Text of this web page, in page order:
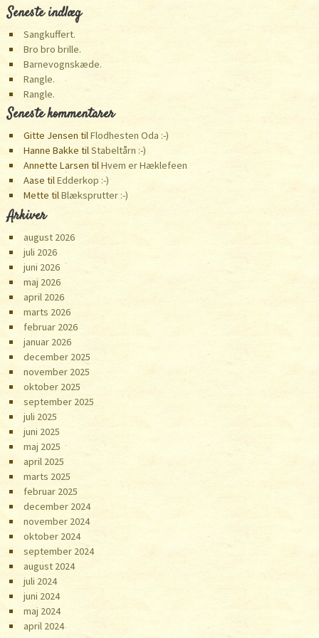
Seneste indlæg
Sangkuffert.
Bro bro brille.
Barnevognskæde.
Rangle.
Rangle.
Seneste kommentarer
Gitte Jensen tilFlodhesten Oda :-)
Hanne Bakke tilStabeltårn :-)
Annette Larsen tilHvem er Hæklefeen
Aase tilEdderkop :-)
Mette tilBlæksprutter :-)
Arkiver
august 2026
juli 2026
juni 2026
maj 2026
april 2026
marts 2026
februar 2026
januar 2026
december 2025
november 2025
oktober 2025
september 2025
juli 2025
juni 2025
maj 2025
april 2025
marts 2025
februar 2025
december 2024
november 2024
oktober 2024
september 2024
august 2024
juli 2024
juni 2024
maj 2024
april 2024